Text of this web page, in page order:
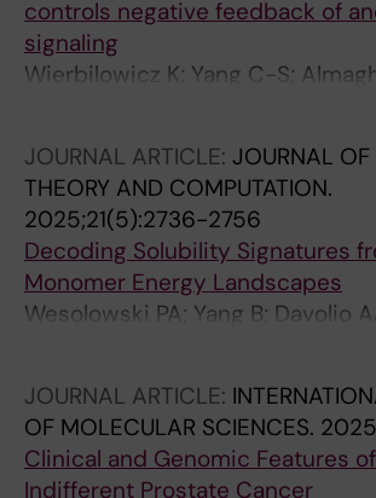
controls negative feedback of
signaling
Wierbilowicz K; Yang C-S;
Wesolowski PA; Pracht P;
JB; Ratan A; Paschal BM
JOURNAL ARTICLE: JOURNAL
THEORY AND COMPUTATION.
2025;21(5):2736-2756
Decoding Solubility Signatures
Monomer Energy Landscapes
Wesolowski PA; Yang B; Davolio
Pracht P; Bojarski KK;
JOURNAL ARTICLE:
OF MOLECULAR SCIENCES.
Clinical and Genomic Features
Indifferent Prostate Cancer